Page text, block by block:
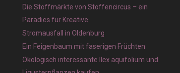
Die Stoffmärkte von Stoffencircus – ein
Paradies für Kreative
Stromausfall in Oldenburg
Ein Feigenbaum mit faserigen Früchten
Ökologisch interessante Ilex aquifolium und